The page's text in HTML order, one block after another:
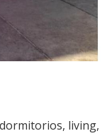
living,